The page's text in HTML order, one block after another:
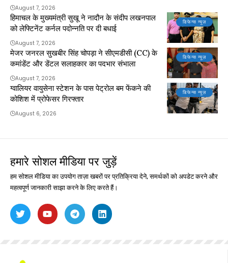
August 7, 2026
डिफेन्स न्यूज़
हिमाचल के मुख्यमंत्री सुखू ने नादौन के संदीप लखनपाल
को लेफ्टिनेंट कर्नल पदोन्नति पर दी बधाई
August 7, 2026
डिफेन्स न्यूज़
मेजर जनरल सुखबीर सिंह चोपड़ा ने सीएमडीसी (CC) के
कमांडेंट और डेंटल सलाहकार का पदभार संभाला
August 7, 2026
डिफेन्स न्यूज़
ग्वालियर वायुसेना स्टेशन के पास पेट्रोल बम फेंकने की
कोशिश में प्रोफेसर गिरफ्तार
August 6, 2026
हमारे सोशल मीडिया पर जुड़ें
हम सोशल मीडिया का उपयोग ताज़ा खबरों पर प्रतिक्रिया देने, समर्थकों को अपडेट करने और
महत्वपूर्ण जानकारी साझा करने के लिए करते हैं।